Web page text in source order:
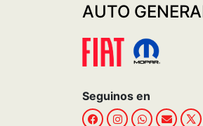
AUTO
Seguinos en